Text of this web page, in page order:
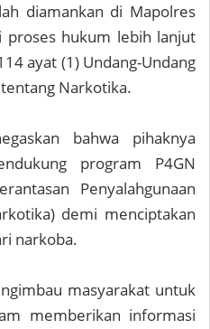
diamankan di Mapolres
proses hukum lebih lanjut
ayat (1) Undang-Undang
Narkotika.
bahwa pihaknya
program P4GN
Penyalahgunaan
demi menciptakan
narkoba.
masyarakat untuk
memberikan informasi